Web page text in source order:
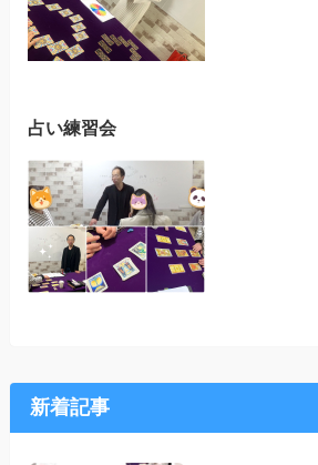
占い練習会
新着記事